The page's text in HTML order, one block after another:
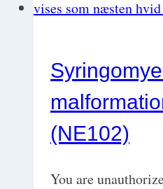
(NE102)
You are